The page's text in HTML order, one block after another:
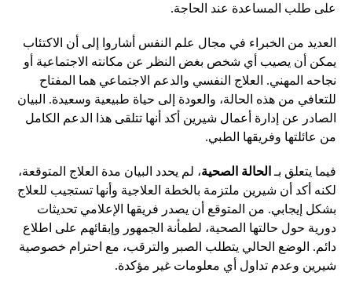
على طلب المساعدة عند الحاجة.
العديد من الخبراء في مجال علم النفس أشاروا إلى أن الاكتئاب
يمكن أن يصيب أي شخص بغض النظر عن مكانته الاجتماعية أو
نجاحه المهني. العلاج النفسي والدعم الاجتماعي هما المفتاح
للتعافي من هذه الحالة، والعودة إلى حياة طبيعية وسعيدة. البيان
الصادر عن إدارة أعمال شيرين أكد أنها تتلقى هذا الدعم الكامل
من عائلتها وفريقها الطبي.
فيما يتعلق بـ الحالة الصحية، لم يحدد البيان مدة العلاج المتوقعة،
لكنه أكد أن شيرين ملتزمة بالخطة العلاجية وأنها تستجيب للعلاج
بشكل إيجابي. من المتوقع أن يصدر فريقها الإعلامي تحديثات
دورية حول حالتها الصحية، لطمأنة الجمهور وإبقائهم على اطلاع
دائم. الوضع الحالي يتطلب الصبر والترقب، مع احترام خصوصية
شيرين وعدم تداول أي معلومات غير مؤكدة.